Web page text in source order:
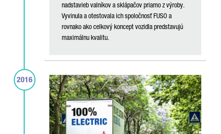
nadstavieb valníkov a sklápačov priamo z výroby.
Vyvinula a otestovala ich spoločnosť FUSO a
rovnako ako celkový koncept vozidla predstavujú
maximálnu kvalitu.
2016